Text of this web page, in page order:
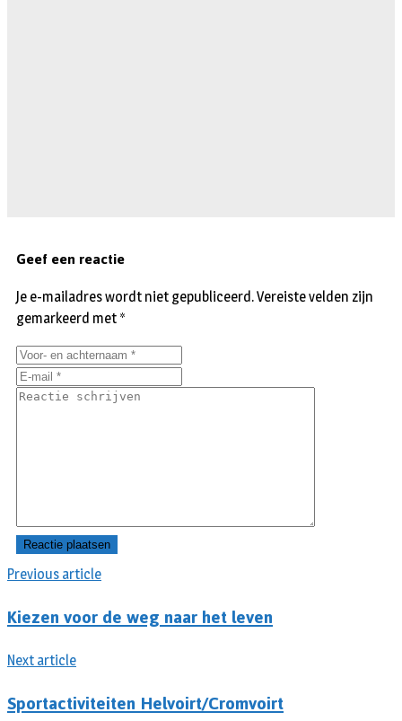
Previous article
Kiezen voor de weg naar het leven
Next article
Sportactiviteiten Helvoirt/Cromvoirt
Geef een reactie
Je e-mailadres wordt niet gepubliceerd.Vereiste velden zijn
gemarkeerd met *